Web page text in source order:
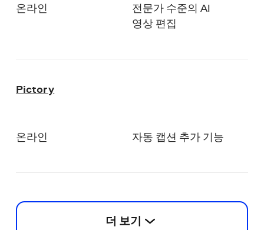
온라인
전문가 수준의 AI
영상 편집
Pictory
온라인 자동 캡션 추가 기능
더 보기